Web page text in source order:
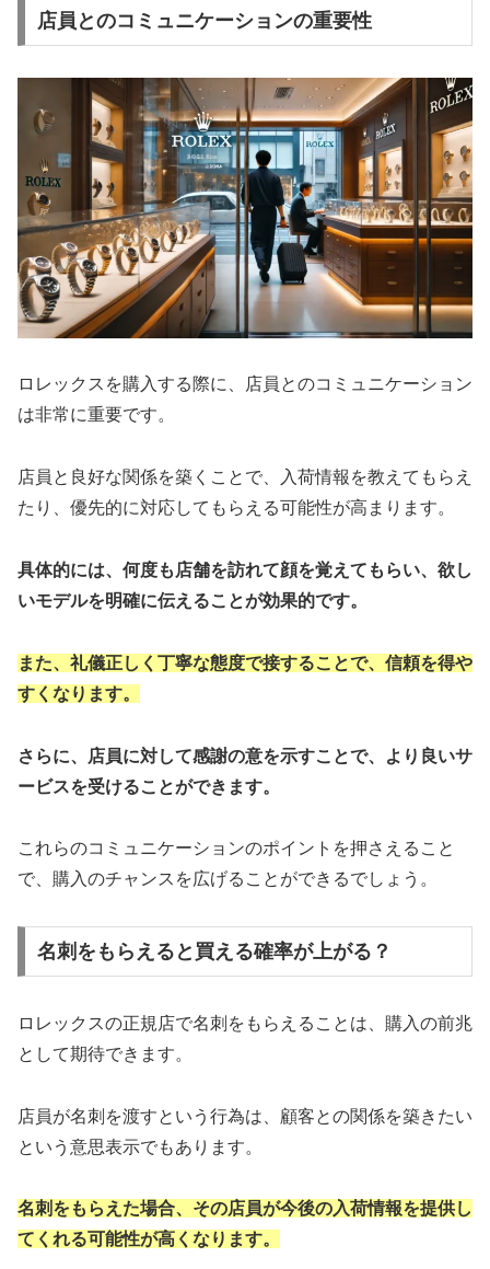
店員とのコミュニケーションの重要性
ロレックスを購入する際に、店員とのコミュニケーション
は非常に重要です。
店員と良好な関係を築くことで、入荷情報を教えてもらえ
たり、優先的に対応してもらえる可能性が高まります。
具体的には、何度も店舗を訪れて顔を覚えてもらい、欲し
いモデルを明確に伝えることが効果的です。
また、礼儀正しく丁寧な態度で接することで、信頼を得や
すくなります。
さらに、店員に対して感謝の意を示すことで、より良いサ
ービスを受けることができます。
これらのコミュニケーションのポイントを押さえること
で、購入のチャンスを広げることができるでしょう。
名刺をもらえると買える確率が上がる？
ロレックスの正規店で名刺をもらえることは、購入の前兆
として期待できます。
店員が名刺を渡すという行為は、顧客との関係を築きたい
という意思表示でもあります。
名刺をもらえた場合、その店員が今後の入荷情報を提供し
てくれる可能性が高くなります。